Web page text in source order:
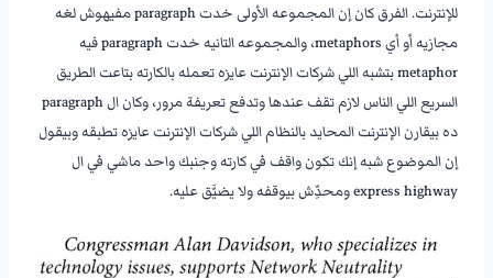
للإنترنت. الفرق كان إن المجموعه الأولى خدت paragraph مفيهوش لغه
مجازيه أو أي metaphors، والمجموعه التانيه خدت paragraph فيه
metaphor بتشبه اللي شركات الإنترنت عايزه تعمله بالكارته بتاعت الطريق
السريع اللي الناس لازم تقف عندها وتدفع تعريفة مرور، وكان ال paragraph
ده بيقارن الإنترنت المحايد بالنظام اللي شركات الإنترنت عايزه تطبقه وبيقول
إن الموضوع شبه إنك تكون واقف في كارته وجنبك واحد ماشي في ال
express highway ومحدِّش بيوقفه ولا يضيَّق عليه.